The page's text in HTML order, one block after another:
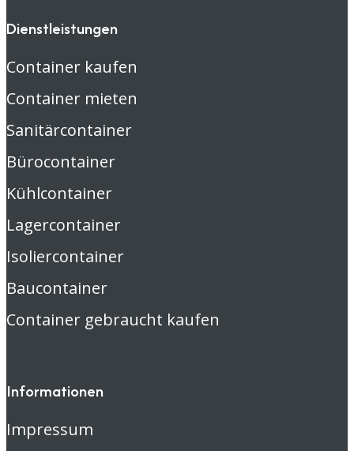
Dienstleistungen
Container kaufen
Container mieten
Sanitärcontainer
Bürocontainer
Kühlcontainer
Lagercontainer
Isoliercontainer
Baucontainer
Container gebraucht kaufen
Informationen
Impressum